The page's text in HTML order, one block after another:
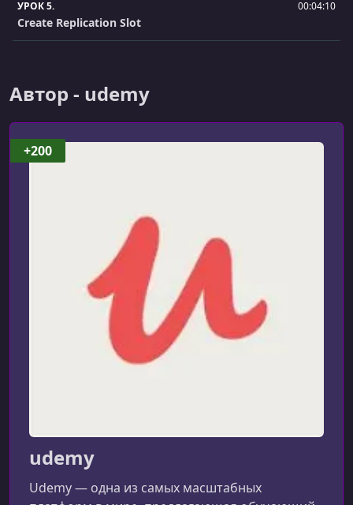
УРОК 5. 00:04:10
Create Replication Slot
Автор - udemy
udemy
Udemy — одна из самых масштабных
+200